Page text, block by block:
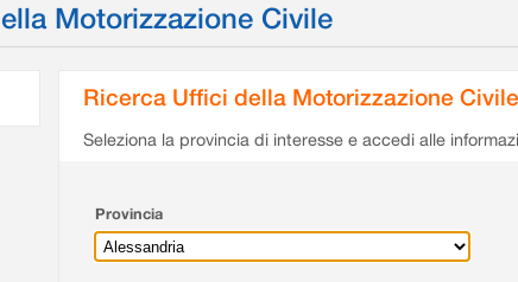
Motorizzazione Civile
Ricerca Uffici della Motorizzazione Civile
Seleziona la provincia di interesse e accedi alle
Provincia